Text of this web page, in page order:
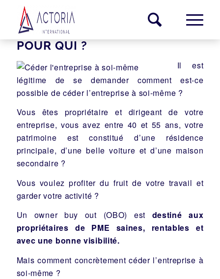
POUR QUI ?
Il est
légitime de se demander comment est-ce
possible de céder l’entreprise à soi-même ?
Vous êtes propriétaire et dirigeant de votre
entreprise, vous avez entre 40 et 55 ans, votre
patrimoine est constitué d’une résidence
principale, d’une belle voiture et d’une maison
secondaire ?
Vous voulez profiter du fruit de votre travail et
garder votre activité ?
Un owner buy out (OBO) est destiné aux
propriétaires de PME saines, rentables et
avec une bonne visibilité.
Mais comment concrètement céder l’entreprise à
soi-même ?